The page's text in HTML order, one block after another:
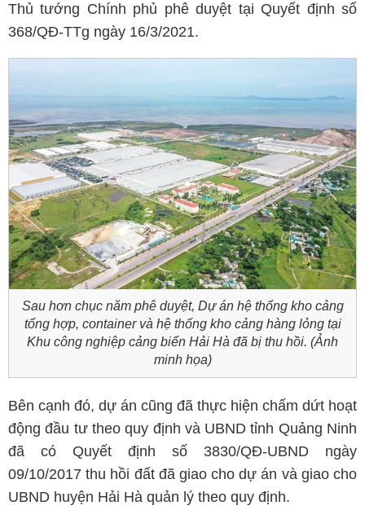
Thủ tướng Chính phủ phê duyệt tại Quyết định số
368/QĐ-TTg ngày 16/3/2021.
Sau hơn chục năm phê duyệt, Dự án hệ thống kho cảng
tổng hợp, container và hệ thống kho cảng hàng lỏng tại
Khu công nghiệp cảng biển Hải Hà đã bị thu hồi. (Ảnh
minh họa)
Bên cạnh đó, dự án cũng đã thực hiện chấm dứt hoạt
động đầu tư theo quy định và UBND tỉnh Quảng Ninh
đã có Quyết định số 3830/QĐ-UBND ngày
09/10/2017 thu hồi đất đã giao cho dự án và giao cho
UBND huyện Hải Hà quản lý theo quy định.